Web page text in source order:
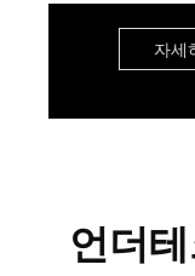
자세
언더